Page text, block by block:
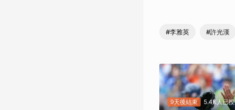
#李雅英 #許光漢
9天後結束 5.4K人已投